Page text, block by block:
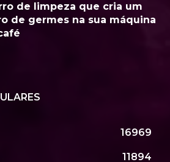
de limpeza que cria um
de germes na sua máquina
16969
11894